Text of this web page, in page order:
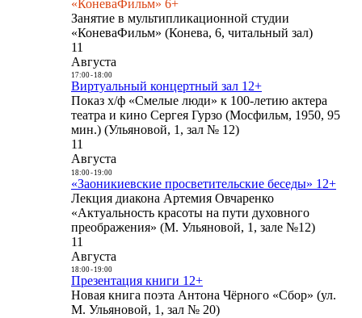
«КоневаФильм» 6+
Занятие в мультипликационной студии
«КоневаФильм» (Конева, 6, читальный зал)
11
Августа
17:00- 18:00
Виртуальный концертный зал 12+
Показ х/ф «Смелые люди» к 100-летию актера
театра и кино Сергея Гурзо (Мосфильм, 1950, 95
мин.) (Ульяновой, 1, зал № 12)
11
Августа
18:00- 19:00
«Заоникиевские просветительские беседы» 12+
Лекция диакона Артемия Овчаренко
«Актуальность красоты на пути духовного
преображения» (М. Ульяновой, 1, зале №12)
11
Августа
18:00- 19:00
Презентация книги 12+
Новая книга поэта Антона Чёрного «Сбор» (ул.
М. Ульяновой, 1, зал № 20)